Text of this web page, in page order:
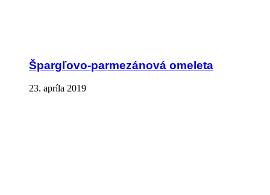
Špargľovo-parmezánová omeleta
23. apríla 2019